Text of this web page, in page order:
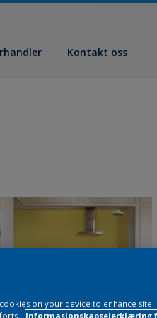
Kontakt oss
on your device to enhance site
Informasjonskapselerklæring